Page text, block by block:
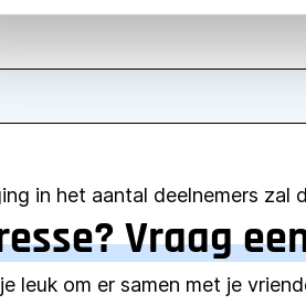
in het aantal deelnemers zal
Vraag
leuk om er samen met je